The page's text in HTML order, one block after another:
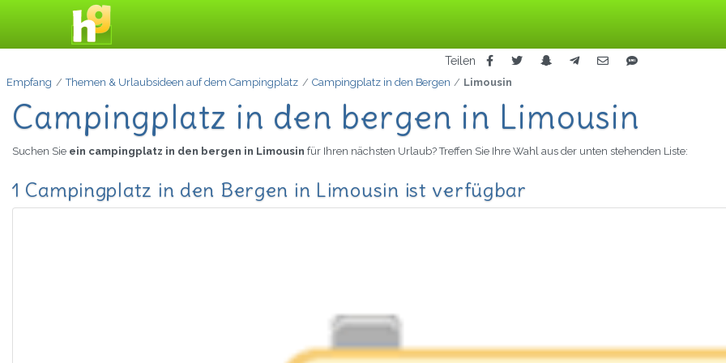
Teilen
Empfang Themen & Urlaubsideen auf dem Campingplatz Campingplatz in den Bergen Limousin
Campingplatz in den bergen in Limousin
Suchen Sie ein campingplatz in den bergen in Limousin für Ihren nächsten Urlaub? Treffen Sie Ihre Wahl aus der unten stehenden Liste:
1 Campingplatz in den Bergen in Limousin ist verfügbar